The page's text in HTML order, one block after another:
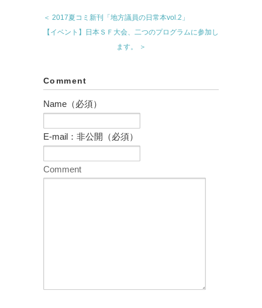
＜ 2017夏コミ新刊「地方議員の日常本vol.2」
【イベント】日本ＳＦ大会、二つのプログラムに参加し
ます。 ＞
Comment
Name（必須）
E-mail：非公開（必須）
Comment